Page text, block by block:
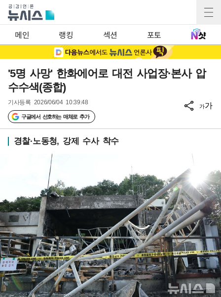
메인 랭킹 섹션 포토
'5명 사망' 한화에어로 대전 사업장·본사 압
수수색(종합)
기사등록 2026/06/04 10:39:48
구글에서 선호하는 매체로 추가
가가
경찰·노동청, 강제 수사 착수